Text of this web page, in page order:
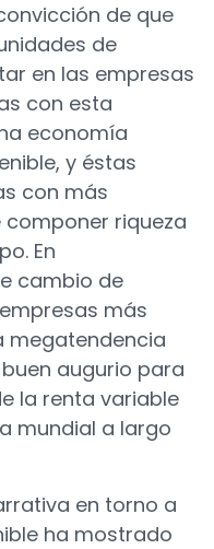
de que
de
en las empresas
con esta
economía
y éstas
con más
riqueza
En
cambio de
más
megatendencia
augurio para
la renta variable
mundial a largo
en torno a
ha mostrado